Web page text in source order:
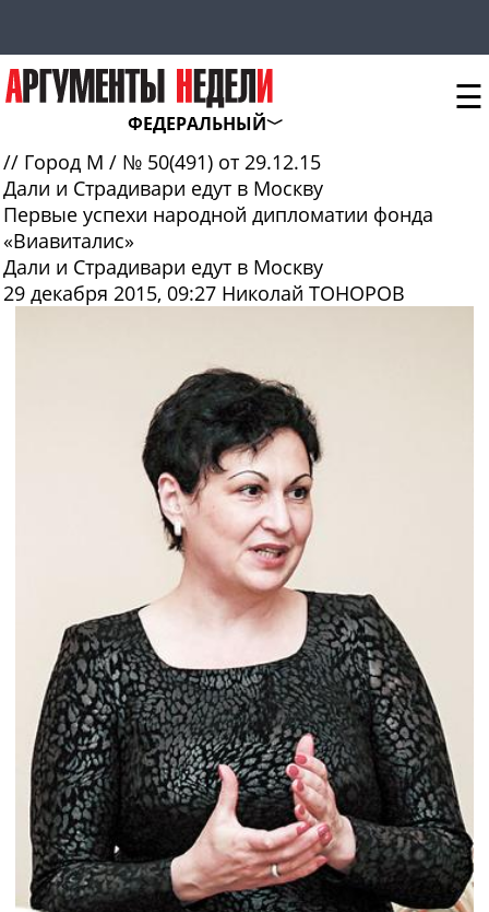
ФЕДЕРАЛЬНЫЙ
☰
// Город М / № 50(491) от 29.12.15
Дали и Страдивари едут в Москву
Первые успехи народной дипломатии фонда
«Виавиталис»
Дали и Страдивари едут в Москву
29 декабря 2015, 09:27 Николай ТОНОРОВ